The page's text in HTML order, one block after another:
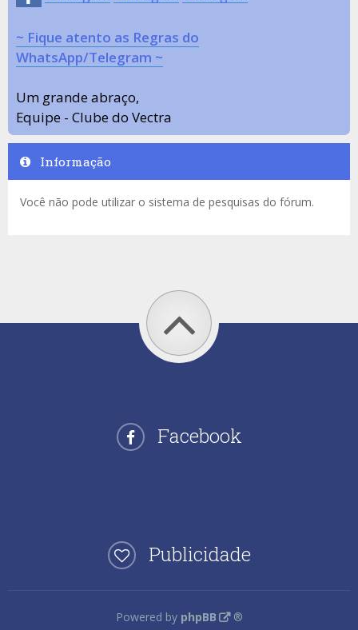
~ Fique atento as Regras do
WhatsApp/Telegram ~
Um grande abraço,
Equipe - Clube do Vectra
Informação
Você não pode utilizar o sistema de pesquisas do fórum.
Facebook
Publicidade
Powered by phpBB ®